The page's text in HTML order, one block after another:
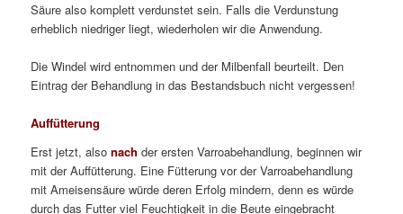
Säure also komplett verdunstet sein. Falls die Verdunstung
erheblich niedriger liegt, wiederholen wir die Anwendung.
Die Windel wird entnommen und der Milbenfall beurteilt. Den
Eintrag der Behandlung in das Bestandsbuch nicht vergessen!
Auffütterung
Erst jetzt, alsonach der ersten Varroabehandlung, beginnen wir
mit der Auffütterung. Eine Fütterung vor der Varroabehandlung
mit Ameisensäure würde deren Erfolg mindern, denn es würde
durch das Futter viel Feuchtigkeit in die Beute eingebracht